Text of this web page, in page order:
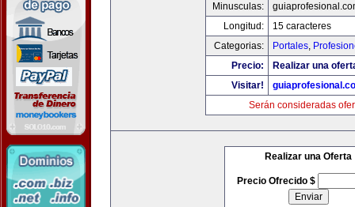
Minusculas:
Longitud:
15 caracteres
Categorias:
Portales,
Precio:
Realizar una
Visitar!
Serán consideradas
Realizar una Oferta
Precio Ofrecido $